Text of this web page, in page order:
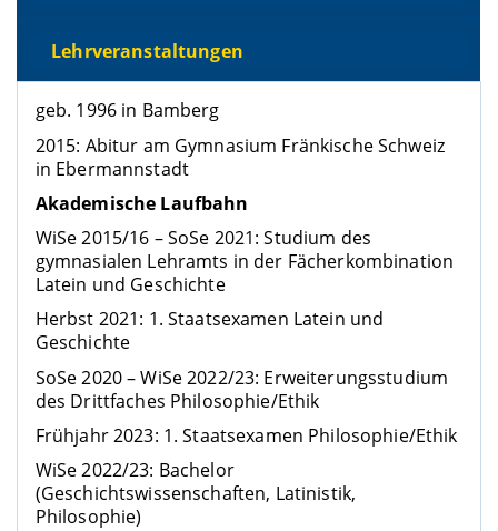
Lehrveranstaltungen
geb. 1996 in Bamberg
2015: Abitur am Gymnasium Fränkische Schweiz
in Ebermannstadt
Akademische Laufbahn
WiSe 2015/16 – SoSe 2021: Studium des
gymnasialen Lehramts in der Fächerkombination
Latein und Geschichte
Herbst 2021: 1. Staatsexamen Latein und
Geschichte
SoSe 2020 – WiSe 2022/23: Erweiterungsstudium
des Drittfaches Philosophie/Ethik
Frühjahr 2023: 1. Staatsexamen Philosophie/Ethik
WiSe 2022/23: Bachelor
(Geschichtswissenschaften, Latinistik,
Philosophie)